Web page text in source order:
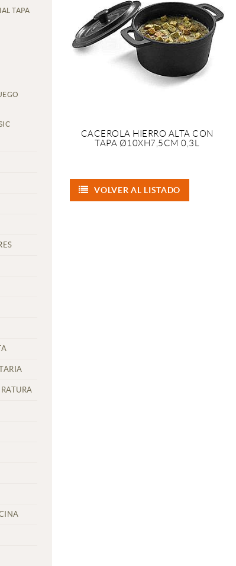
TAPA
CACEROLA HIERRO ALTA CON
TAPA Ø10XH7,5CM 0,3L
VOLVER AL LISTADO